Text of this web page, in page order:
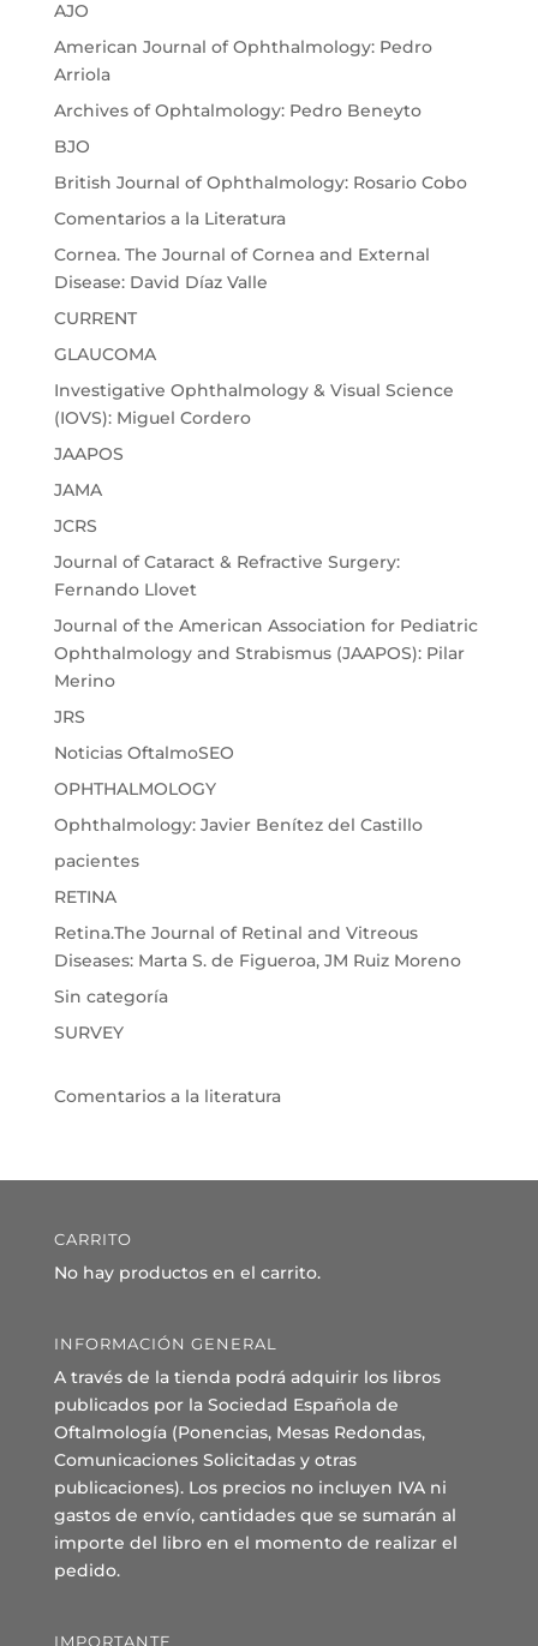
AJO
American Journal of Ophthalmology: Pedro
Arriola
Archives of Ophtalmology: Pedro Beneyto
BJO
British Journal of Ophthalmology: Rosario Cobo
Comentarios a la Literatura
Cornea. The Journal of Cornea and External
Disease: David Díaz Valle
CURRENT
GLAUCOMA
Investigative Ophthalmology & Visual Science
(IOVS): Miguel Cordero
JAAPOS
JAMA
JCRS
Journal of Cataract & Refractive Surgery:
Fernando Llovet
Journal of the American Association for Pediatric
Ophthalmology and Strabismus (JAAPOS): Pilar
Merino
JRS
Noticias OftalmoSEO
OPHTHALMOLOGY
Ophthalmology: Javier Benítez del Castillo
pacientes
RETINA
Retina.The Journal of Retinal and Vitreous
Diseases: Marta S. de Figueroa, JM Ruiz Moreno
Sin categoría
SURVEY
Comentarios a la literatura
CARRITO
No hay productos en el carrito.
INFORMACIÓN GENERAL
A través de la tienda podrá adquirir los libros
publicados por la Sociedad Española de
Oftalmología (Ponencias, Mesas Redondas,
Comunicaciones Solicitadas y otras
publicaciones). Los precios no incluyen IVA ni
gastos de envío, cantidades que se sumarán al
importe del libro en el momento de realizar el
pedido.
IMPORTANTE